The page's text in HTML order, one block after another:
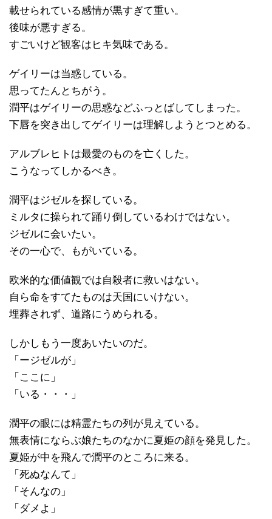
載せられている感情が黒すぎて重い。
後味が悪すぎる。
すごいけど観客はヒキ気味である。
ゲイリーは当惑している。
思ってたんとちがう。
潤平はゲイリーの思惑などふっとばしてしまった。
下唇を突き出してゲイリーは理解しようとつとめる。
アルブレヒトは最愛のものを亡くした。
こうなってしかるべき。
潤平はジゼルを探している。
ミルタに操られて踊り倒しているわけではない。
ジゼルに会いたい。
その一心で、もがいている。
欧米的な価値観では自殺者に救いはない。
自ら命をすてたものは天国にいけない。
埋葬されず、道路にうめられる。
しかしもう一度あいたいのだ。
「ージゼルが」
「ここに」
「いる・・・」
潤平の眼には精霊たちの列が見えている。
無表情にならぶ娘たちのなかに夏姫の顔を発見した。
夏姫が中を飛んで潤平のところに来る。
「死ぬなんて」
「そんなの」
「ダメよ」